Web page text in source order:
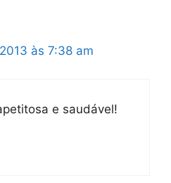
às 7:38 am
e saudável!